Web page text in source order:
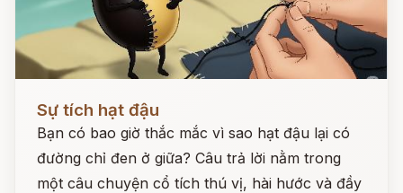
Sự tích hạt đậu
Bạn có bao giờ thắc mắc vì sao hạt đậu lại có
đường chỉ đen ở giữa? Câu trả lời nằm trong
một câu chuyện cổ tích thú vị, hài hước và đầy